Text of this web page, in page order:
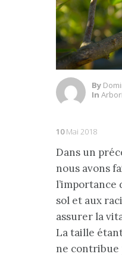
By
In
10Mai 2018
Dans un
nous avons
l’importance
sol et aux
assurer la
La taille
ne contribue